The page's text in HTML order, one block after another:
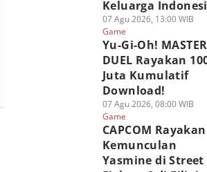
Keluarga
07 Agu 2026, 13:00 WIB
Game
Yu-Gi-Oh! MASTER
DUEL Rayakan
Juta Kumulatif
Download!
07 Agu 2026, 08:00 WIB
Game
CAPCOM Rayakan
Kemunculan
Yasmine di Street